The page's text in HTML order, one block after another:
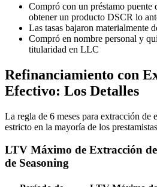
Compró con un préstamo puente
obtener un producto DSCR lo
Las tasas bajaron materialmente
Compró en nombre personal y
titularidad en LLC
Refinanciamiento con
Efectivo: Los Detalles
La regla de 6 meses para extracción de
estricto en la mayoría de los
LTV Máximo de Extracción
de Seasoning